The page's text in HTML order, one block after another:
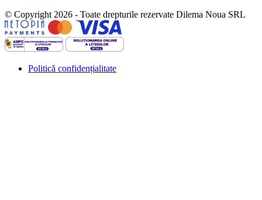
© Copyright 2026 - Toate drepturile rezervate Dilema Noua SRL
Politică confidențialitate